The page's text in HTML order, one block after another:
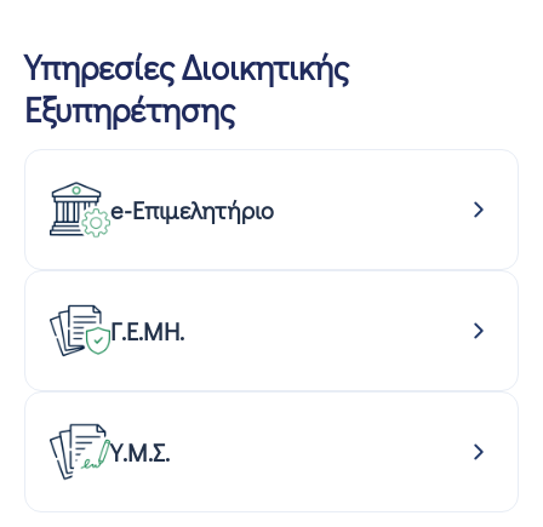
Υπηρεσίες Διοικητικής
Εξυπηρέτησης
e-Επιμελητήριο
Γ.Ε.ΜΗ.
Υ.Μ.Σ.